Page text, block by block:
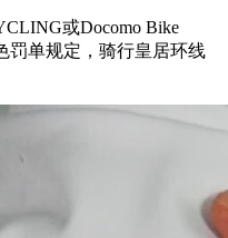
或Docomo Bike
罚单规定，骑行皇居环线